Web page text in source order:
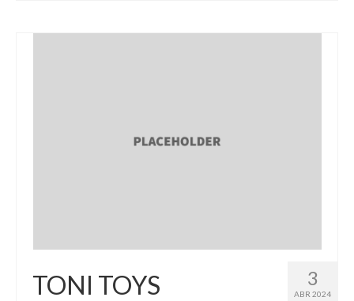
3
ABR 2024
TONI TOYS